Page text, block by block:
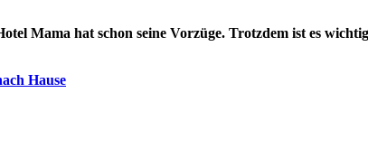
Mama hat schon seine Vorzüge. Trotzdem ist es
Hause